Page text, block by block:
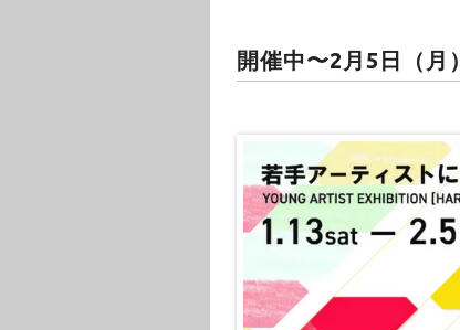
開催中〜2月5日（月）